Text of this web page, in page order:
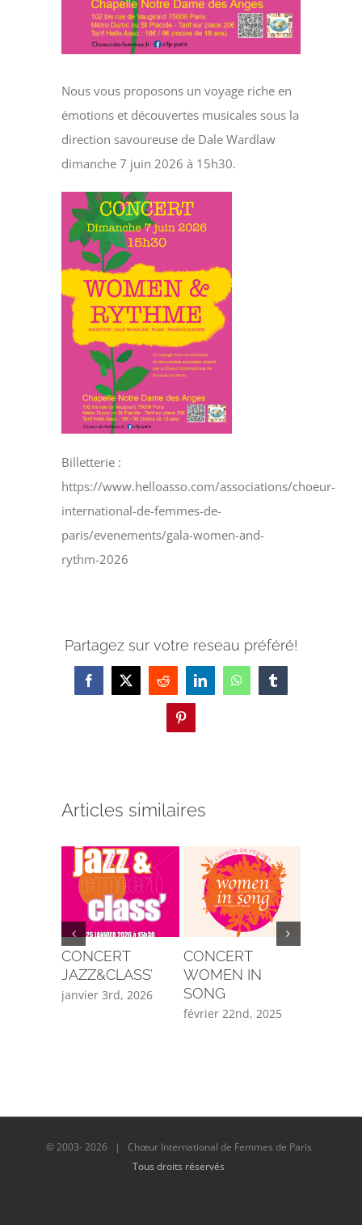
Nous vous proposons un voyage riche en
émotions et découvertes musicales sous la
direction savoureuse de Dale Wardlaw
dimanche 7 juin 2026 à 15h30.
Billetterie :
https://www.helloasso.com/associations/choeur-
international-de-femmes-de-
paris/evenements/gala-women-and-
rythm-2026
Partagez sur votre reseau préféré!
Facebook
X Reddit LinkedInWhatsAppTumblr
Pinterest
Articles similaires
CONCERT
JAZZ&CLASS’
janvier 3rd, 2026
CONCERT
WOMEN IN
SONG
février 22nd, 2025
© 2003-2026 | Chœur International de Femmes de Paris
Tous droits réservés